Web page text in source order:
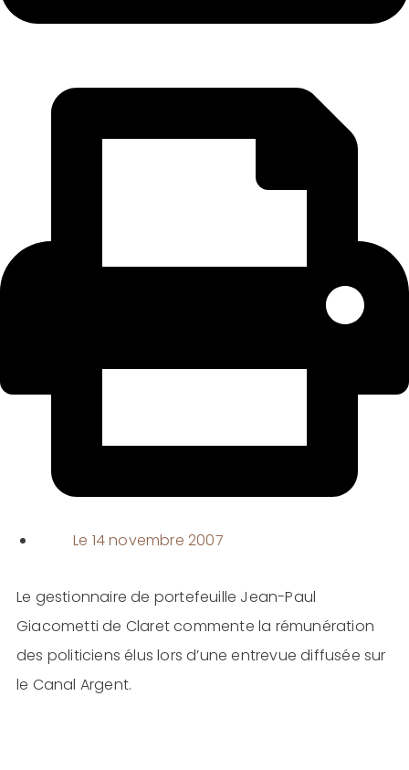
Le 14 novembre 2007
Le gestionnaire de portefeuille Jean-Paul
Giacometti de Claret commente la rémunération
des politiciens élus lors d’une entrevue diffusée sur
le Canal Argent.